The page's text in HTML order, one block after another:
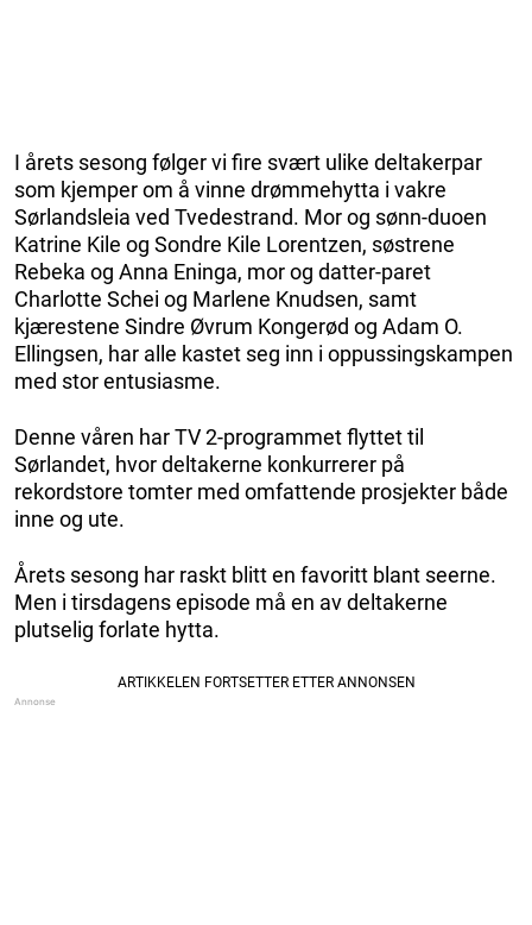
I årets sesong følger vi fire svært ulike deltakerpar
som kjemper om å vinne drømmehytta i vakre
Sørlandsleia ved Tvedestrand. Mor og sønn-duoen
Katrine Kile og Sondre Kile Lorentzen, søstrene
Rebeka og Anna Eninga, mor og datter-paret
Charlotte Schei og Marlene Knudsen, samt
kjærestene Sindre Øvrum Kongerød og Adam O.
Ellingsen, har alle kastet seg inn i oppussingskampen
med stor entusiasme.
Denne våren har TV 2-programmet flyttet til
Sørlandet, hvor deltakerne konkurrerer på
rekordstore tomter med omfattende prosjekter både
inne og ute.
Årets sesong har raskt blitt en favoritt blant seerne.
Men i tirsdagens episode må en av deltakerne
plutselig forlate hytta.